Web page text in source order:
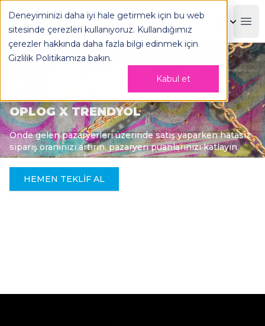
Deneyiminizi daha iyi hale getirmek için bu web
sitesinde çerezleri kullanıyoruz. Kullandığımız
çerezler hakkında daha fazla bilgi edinmek için
Gizlilik Politikamıza bakın.
Kabul et
OPLOG
OPLOG X TRENDYOL
Önde gelen pazaryerleri üzerinde satış yaparken hatasız
sipariş oranınızı artırın, pazaryeri puanlarınızı katlayın.
HEMEN TEKLIF AL